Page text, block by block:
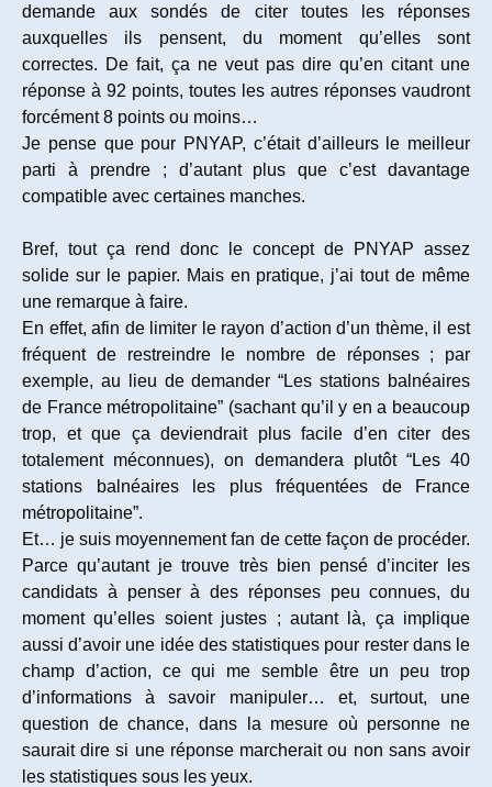
demande aux sondés de citer toutes les réponses
auxquelles ils pensent, du moment qu’elles sont
correctes. De fait, ça ne veut pas dire qu’en citant une
réponse à 92 points, toutes les autres réponses vaudront
forcément 8 points ou moins…
Je pense que pour PNYAP, c’était d’ailleurs le meilleur
parti à prendre ; d’autant plus que c’est davantage
compatible avec certaines manches.
Bref, tout ça rend donc le concept de PNYAP assez
solide sur le papier. Mais en pratique, j’ai tout de même
une remarque à faire.
En effet, afin de limiter le rayon d’action d’un thème, il est
fréquent de restreindre le nombre de réponses ; par
exemple, au lieu de demander “Les stations balnéaires
de France métropolitaine” (sachant qu’il y en a beaucoup
trop, et que ça deviendrait plus facile d’en citer des
totalement méconnues), on demandera plutôt “Les 40
stations balnéaires les plus fréquentées de France
métropolitaine”.
Et… je suis moyennement fan de cette façon de procéder.
Parce qu’autant je trouve très bien pensé d’inciter les
candidats à penser à des réponses peu connues, du
moment qu’elles soient justes ; autant là, ça implique
aussi d’avoir une idée des statistiques pour rester dans le
champ d’action, ce qui me semble être un peu trop
d’informations à savoir manipuler… et, surtout, une
question de chance, dans la mesure où personne ne
saurait dire si une réponse marcherait ou non sans avoir
les statistiques sous les yeux.